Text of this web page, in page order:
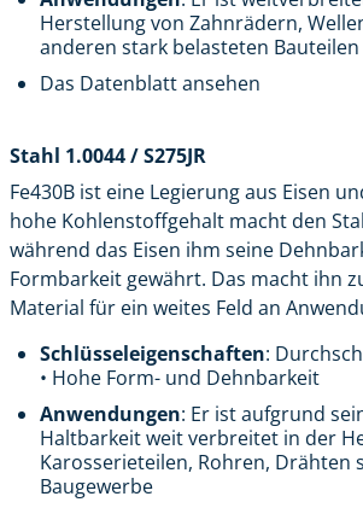
Herstellung von Zahnrädern,
anderen stark belasteten Bauteilen
Das Datenblatt ansehen
Stahl 1.0044 / S275JR
Fe430B ist eine Legierung aus Eisen
hohe Kohlenstoffgehalt macht den
während das Eisen ihm seine
Formbarkeit gewährt. Das macht ihn
Material für ein weites Feld an
Schlüsseleigenschaften:
• Hohe Form- und Dehnbarkeit
Anwendungen: Er ist aufgrund
Haltbarkeit weit verbreitet in der
Karosserieteilen, Rohren, Drähten
Baugewerbe